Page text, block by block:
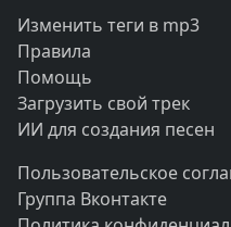
Изменить теги в mp3
Правила
Помощь
Загрузить свой трек
ИИ для создания песен
Пользовательское
Группа Вконтакте